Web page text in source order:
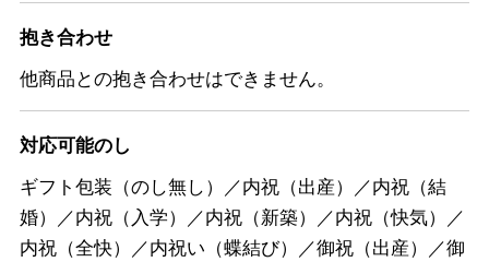
抱き合わせ
他商品との抱き合わせはできません。
対応可能のし
ギフト包装（のし無し）／内祝（出産）／内祝（結
婚）／内祝（入学）／内祝（新築）／内祝（快気）／
内祝（全快）／内祝い（蝶結び）／御祝（出産）／御